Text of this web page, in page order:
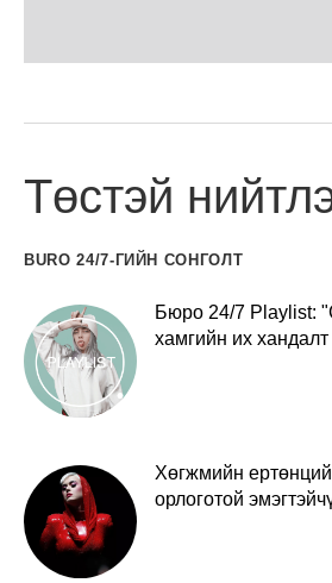
Төстэй
BURO 24/7-ГИЙН СОНГОЛТ
Бюро 24/7 Playlist:
хамгийн их
Хөгжмийн
орлоготой